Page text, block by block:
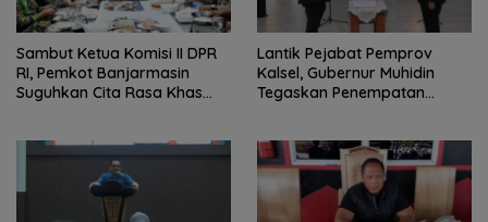
Sambut Ketua Komisi II DPR
RI, Pemkot Banjarmasin
Suguhkan Cita Rasa Khas
Lantik Pejabat Pemprov
Kalsel, Gubernur Muhidin
Tegaskan Penempatan